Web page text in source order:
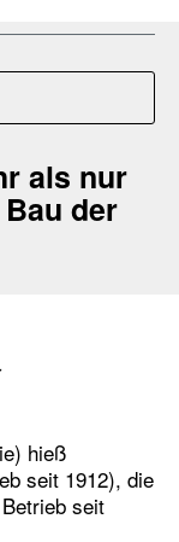
als nur
der
hieß
seit 1912), die
seit